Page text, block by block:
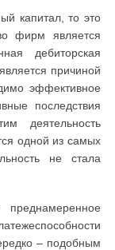
капитал, то это
фирм является
дебиторская
причиной
эффективное
последствия
деятельность
одной из самых
не стала
– подобным